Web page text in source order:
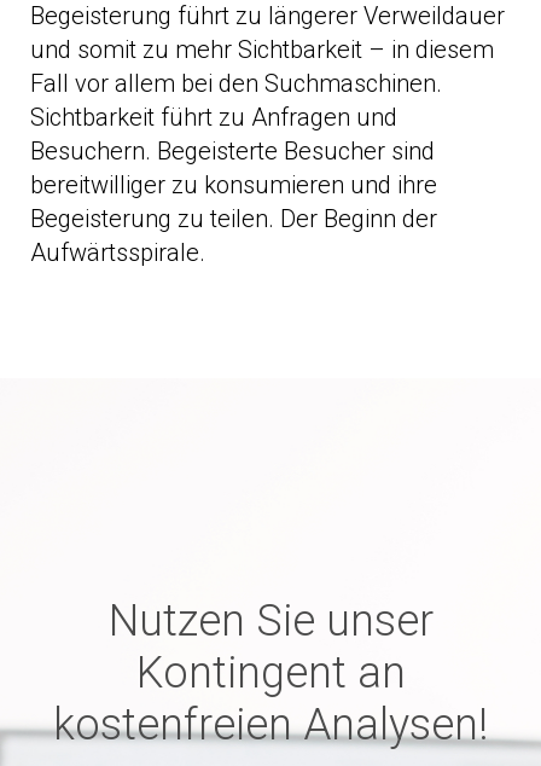
Begeisterung führt zu längerer Verweildauer
und somit zu mehr Sichtbarkeit – in diesem
Fall vor allem bei den Suchmaschinen.
Sichtbarkeit führt zu Anfragen und
Besuchern. Begeisterte Besucher sind
bereitwilliger zu konsumieren und ihre
Begeisterung zu teilen. Der Beginn der
Aufwärtsspirale.
Nutzen Sie unser
Kontingent an
kostenfreien Analysen!